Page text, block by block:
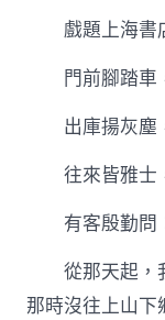
戲題上海書
門前腳踏車
出庫揚灰塵
往來皆雅士
有客殷勤問
從那天起，
那時沒往上山下